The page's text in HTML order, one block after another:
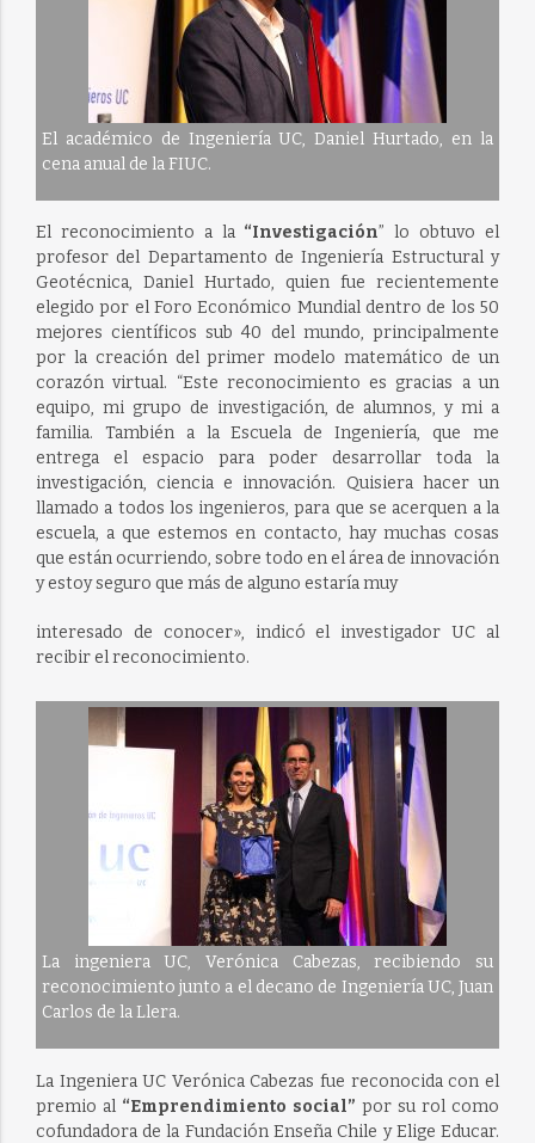
El académico de Ingeniería UC, Daniel Hurtado, en la
cena anual de la FIUC.
El reconocimiento a la “Investigación” lo obtuvo el
profesor del Departamento de Ingeniería Estructural y
Geotécnica, Daniel Hurtado, quien fue recientemente
elegido por el Foro Económico Mundial dentro de los 50
mejores científicos sub 40 del mundo, principalmente
por la creación del primer modelo matemático de un
corazón virtual. “Este reconocimiento es gracias a un
equipo, mi grupo de investigación, de alumnos, y mi a
familia. También a la Escuela de Ingeniería, que me
entrega el espacio para poder desarrollar toda la
investigación, ciencia e innovación. Quisiera hacer un
llamado a todos los ingenieros, para que se acerquen a la
escuela, a que estemos en contacto, hay muchas cosas
que están ocurriendo, sobre todo en el área de innovación
y estoy seguro que más de alguno estaría muy
interesado de conocer», indicó el investigador UC al
recibir el reconocimiento.
La ingeniera UC, Verónica Cabezas, recibiendo su
reconocimiento junto a el decano de Ingeniería UC, Juan
Carlos de la Llera.
La Ingeniera UC Verónica Cabezas fue reconocida con el
premio al “Emprendimiento social” por su rol como
cofundadora de la Fundación Enseña Chile y Elige Educar.